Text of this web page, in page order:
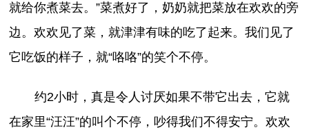
就给你煮菜去。”菜煮好了，奶奶就把菜放在欢欢的旁
边。欢欢见了菜，就津津有味的吃了起来。我们见了
它吃饭的样子，就“咯咯”的笑个不停。
约2小时，真是令人讨厌如果不带它出去，它就
在家里“汪汪”的叫个不停，吵得我们不得安宁。欢欢